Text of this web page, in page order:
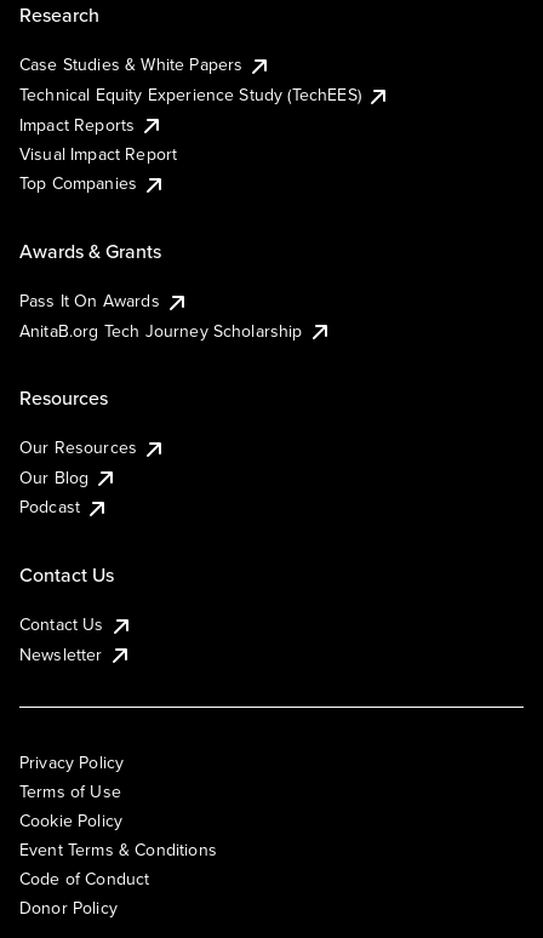
Research
Case Studies & White Papers
Technical Equity Experience Study (TechEES)
Impact Reports
Visual Impact Report
Top Companies
Awards & Grants
Pass It On Awards
AnitaB.org Tech Journey Scholarship
Resources
Our Resources
Our Blog
Podcast
Contact Us
Contact Us
Newsletter
Privacy Policy
Terms of Use
Cookie Policy
Event Terms & Conditions
Code of Conduct
Donor Policy